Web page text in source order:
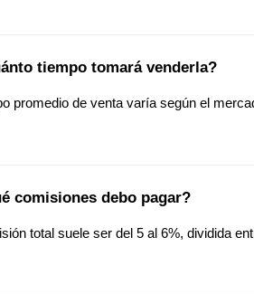
tiempo tomará venderla?
promedio de venta varía según el
comisiones debo pagar?
total suele ser del 5 al 6%, dividida